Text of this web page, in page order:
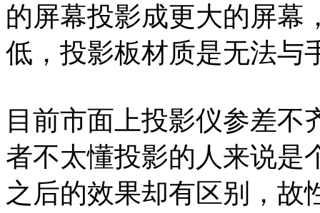
的屏幕投影成更大的屏幕
低，投影板材质是无法与
目前市面上投影仪参差不
者不太懂投影的人来说是
之后的效果却有区别，故